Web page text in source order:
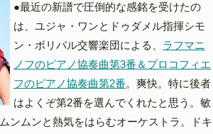
●最近の新譜で圧倒的な感銘を受けたの
は、ユジャ・ワンとドゥダメル指揮シモ
ン・ボリバル交響楽団による、 ラフマニ
ノフのピアノ協奏曲第3番＆プロコフィエ
フのピアノ協奏曲第2番。爽快。特に後者
はよくぞ第2番を選んでくれたと思う。敏
ンムンと熱気をはらむオーケストラ。ドキ